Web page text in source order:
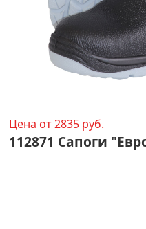
Цена от 2835 руб.
112871 Сапоги